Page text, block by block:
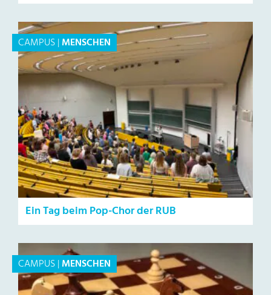
CAMPUS|MENSCHEN
Ein Tag beim Pop-Chor der RUB
CAMPUS|MENSCHEN